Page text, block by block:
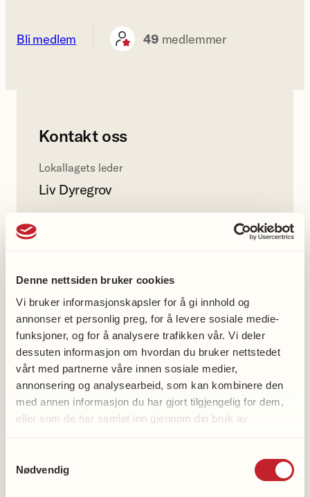
Denne nettsiden bruker cookies
Vi bruker informasjonskapsler for å gi innhold og
annonser et personlig preg, for å levere sosiale medie-
funksjoner, og for å analysere trafikken vår. Vi deler
dessuten informasjon om hvordan du bruker nettstedet
vårt med partnerne våre innen sosiale medier,
annonsering og analysearbeid, som kan kombinere den
med annen informasjon du har gjort tilgjengelig for dem,
eller som de har samlet inn gjennom din bruk av
Nødvendig
Bli medlem 49 medlemmer
Kontakt oss
Lokallagets leder
Liv Dyregrov
Med oss-aktiviteter
Gå med oss
Syng med oss
Spis med oss
Strikk med oss